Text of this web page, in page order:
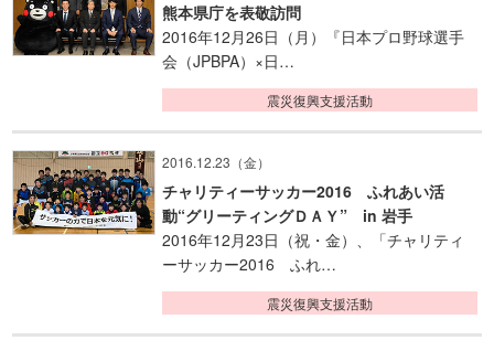
熊本県庁を表敬訪問
2016年12月26日（月）『日本プロ野球選手
会（JPBPA）×日…
震災復興支援活動
2016.12.23（金）
チャリティーサッカー2016 ふれあい活
動“グリーティングＤＡＹ” in 岩手
2016年12月23日（祝・金）、「チャリティ
ーサッカー2016 ふれ…
震災復興支援活動